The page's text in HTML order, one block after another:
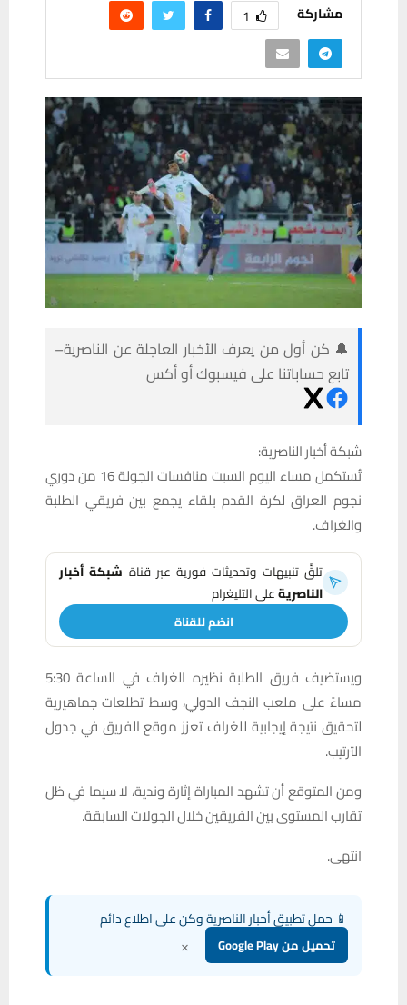
مشاركة 1
🔔 كن أول من يعرف الأخبار العاجلة عن الناصرية–
تابع حساباتنا على فيسبوك أو أكس
شبكة أخبار الناصرية:
تُستكمل مساء اليوم السبت منافسات الجولة 16 من دوري
نجوم العراق لكرة القدم بلقاء يجمع بين فريقي الطلبة
والغراف.
تلقَّ تنبيهات وتحديثات فورية عبر قناة شبكة أخبار
الناصريةعلى التليغرام
انضم للقناة
ويستضيف فريق الطلبة نظيره الغراف في الساعة 5:30
مساءً على ملعب النجف الدولي، وسط تطلعات جماهيرية
لتحقيق نتيجة إيجابية للغراف تعزز موقع الفريق في جدول
الترتيب.
ومن المتوقع أن تشهد المباراة إثارة وندية، لا سيما في ظل
تقارب المستوى بين الفريقين خلال الجولات السابقة.
انتهى.
📱 حمل تطبيق أخبار الناصرية وكن على اطلاع دائم
تحميل من Google Play ×